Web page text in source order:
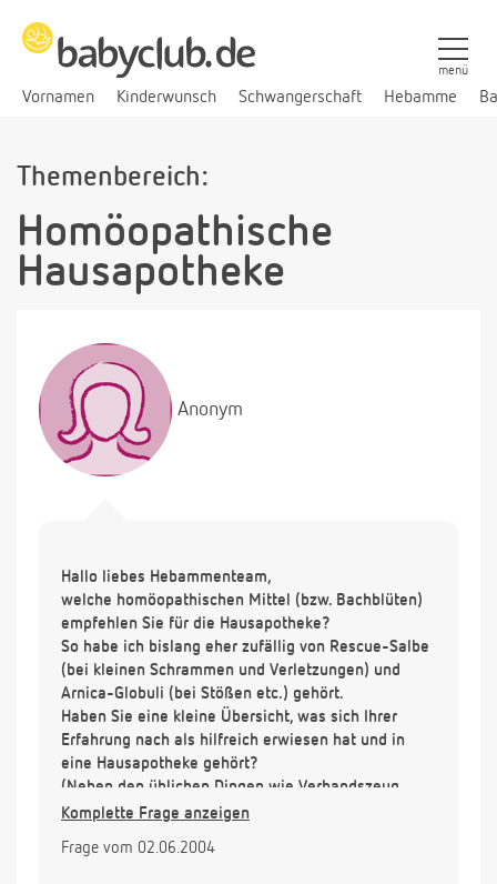
Vornamen Kinderwunsch Schwangerschaft Hebamme
menü
Themenbereich:
Homöopathische
Hausapotheke
Anonym
Hallo liebes Hebammenteam,
welche homöopathischen Mittel (bzw. Bachblüten)
empfehlen Sie für die Hausapotheke?
So habe ich bislang eher zufällig von Rescue-Salbe
(bei kleinen Schrammen und Verletzungen) und
Arnica-Globuli (bei Stößen etc.) gehört.
Haben Sie eine kleine Übersicht, was sich Ihrer
Erfahrung nach als hilfreich erwiesen hat und in
eine Hausapotheke gehört?
(Neben den üblichen Dingen wie Verbandszeug,
Zeckenzange etc.)
informieren kann?
Komplette Frage anzeigen
Frage vom 02.06.2004